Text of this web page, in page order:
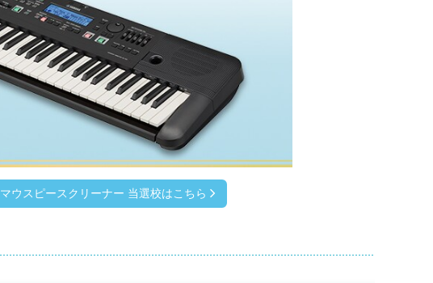
マウスピースクリーナー 当選校はこちら